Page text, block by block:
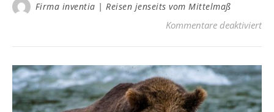
Firma inventia | Reisen jenseits vom Mittelmaß
Kommentare deaktiviertfür